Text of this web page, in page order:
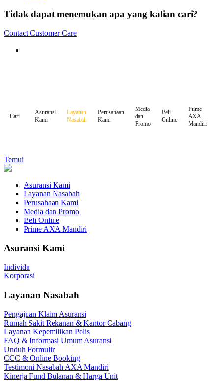
Tidak dapat menemukan apa yang kalian cari?
Contact Customer Care
Cari
Asuransi
Kami
Layanan
Nasabah
Perusahaan
Kami
Media
dan
Promo
Beli
Online
Prime
AXA
Mandiri
Temui
Asuransi Kami
Layanan Nasabah
Perusahaan Kami
Media dan Promo
Beli Online
Prime AXA Mandiri
Asuransi Kami
Individu
Korporasi
Layanan Nasabah
Pengajuan Klaim Asuransi
Rumah Sakit Rekanan & Kantor Cabang
Layanan Kepemilikan Polis
FAQ & Informasi Umum Asuransi
Unduh Formulir
CCC & Online Booking
Testimoni Nasabah AXA Mandiri
Kinerja Fund Bulanan & Harga Unit